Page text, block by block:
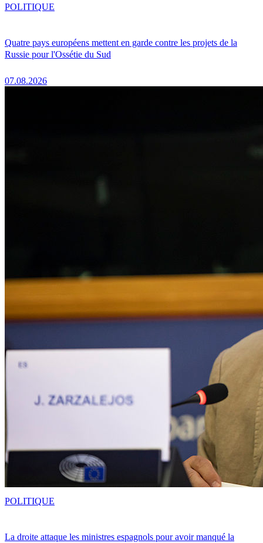
Quatre pays européens mettent en garde contre les projets de la
Russie pour l'Ossétie du Sud
07.08.2026
POLITIQUE
La droite attaque les ministres espagnols pour avoir manqué la
POLITIQUE